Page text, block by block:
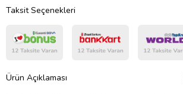
Taksit Seçenekleri
Ürün Açıklaması